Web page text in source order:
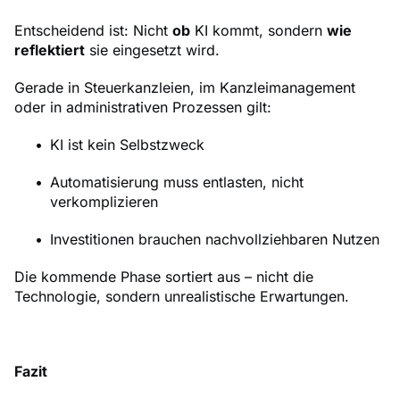
Entscheidend ist: Nicht ob KI kommt, sondern wie
reflektiert sie eingesetzt wird.
Gerade in Steuerkanzleien, im Kanzleimanagement
oder in administrativen Prozessen gilt:
KI ist kein Selbstzweck
Automatisierung muss entlasten, nicht
verkomplizieren
Investitionen brauchen nachvollziehbaren Nutzen
Die kommende Phase sortiert aus – nicht die
Technologie, sondern unrealistische Erwartungen.
Fazit